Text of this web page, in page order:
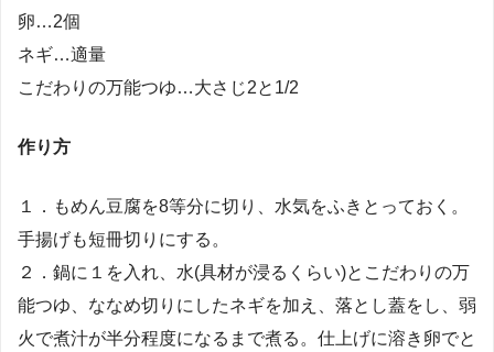
卵…2個
ネギ…適量
こだわりの万能つゆ…大さじ2と1/2
作り方
１．もめん豆腐を8等分に切り、水気をふきとっておく。
手揚げも短冊切りにする。
２．鍋に１を入れ、水(具材が浸るくらい)とこだわりの万
能つゆ、ななめ切りにしたネギを加え、落とし蓋をし、弱
火で煮汁が半分程度になるまで煮る。仕上げに溶き卵でと